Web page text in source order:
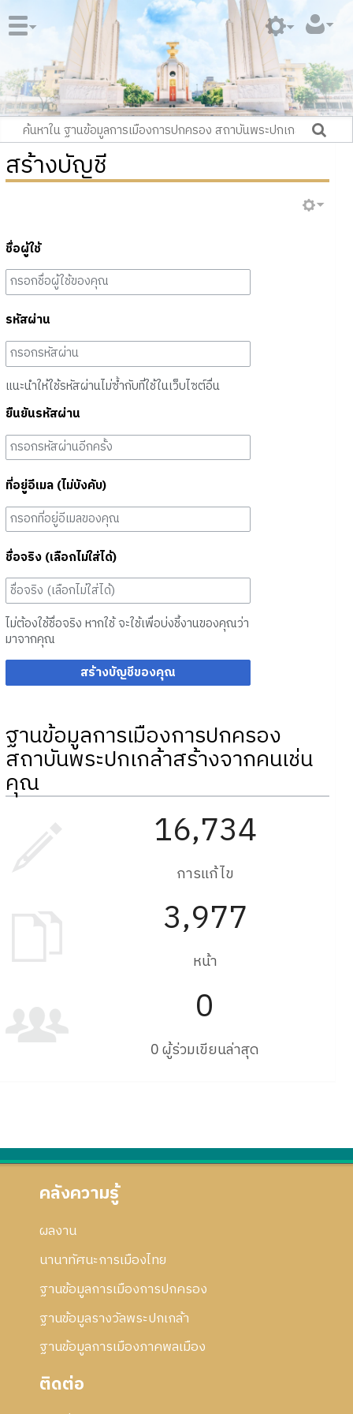
สร้างบัญชี
ชื่อผู้ใช้
รหัสผ่าน
แนะนำให้ใช้รหัสผ่านไม่ซ้ำกับที่ใช้ในเว็บไซต์อื่น
ยืนยันรหัสผ่าน
ที่อยู่อีเมล (ไม่บังคับ)
ชื่อจริง (เลือกไม่ใส่ได้)
ไม่ต้องใช้ชื่อจริง หากใช้ จะใช้เพื่อบ่งชี้งานของคุณว่า
มาจากคุณ
สร้างบัญชีของคุณ
ฐานข้อมูลการเมืองการปกครอง
สถาบันพระปกเกล้าสร้างจากคนเช่น
คุณ
16,734
การแก้ไข
3,977
หน้า
0
0 ผู้ร่วมเขียนล่าสุด
คลังความรู้
ผลงาน
นานาทัศนะการเมืองไทย
ฐานข้อมูลการเมืองการปกครอง
ฐานข้อมูลรางวัลพระปกเกล้า
ฐานข้อมูลการเมืองภาคพลเมือง
ติดต่อ